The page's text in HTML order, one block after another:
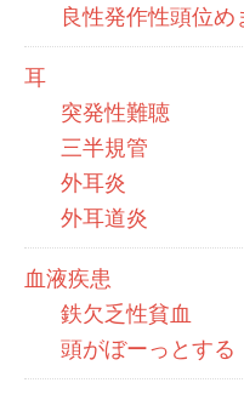
良性発作性頭位め
耳
突発性難聴
三半規管
外耳炎
外耳道炎
血液疾患
鉄欠乏性貧血
頭がぼーっとする